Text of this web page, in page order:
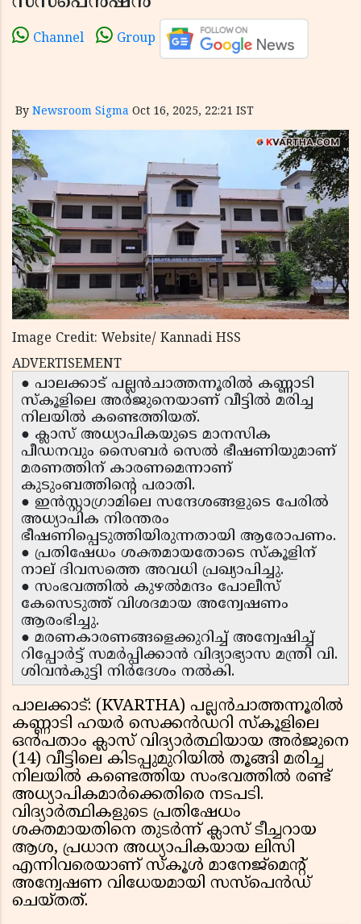
Channel Group
By Newsroom Sigma Oct 16, 2025, 22:21 IST
Image Credit: Website/ Kannadi HSS
ADVERTISEMENT
● പാലക്കാട് പല്ലൻചാത്തന്നൂരിൽ കണ്ണാടി
സ്കൂളിലെ അർജുനെയാണ് വീട്ടിൽ മരിച്ച
നിലയിൽ കണ്ടെത്തിയത്.
● ക്ലാസ് അധ്യാപികയുടെ മാനസിക
പീഡനവും സൈബർ സെൽ ഭീഷണിയുമാണ്
മരണത്തിന് കാരണമെന്നാണ്
കുടുംബത്തിൻ്റെ പരാതി.
● ഇൻസ്റ്റാഗ്രാമിലെ സന്ദേശങ്ങളുടെ പേരിൽ
അധ്യാപിക നിരന്തരം
ഭീഷണിപ്പെടുത്തിയിരുന്നതായി ആരോപണം.
● പ്രതിഷേധം ശക്തമായതോടെ സ്കൂളിന്
നാല് ദിവസത്തെ അവധി പ്രഖ്യാപിച്ചു.
● സംഭവത്തിൽ കുഴൽമന്ദം പോലീസ്
കേസെടുത്ത് വിശദമായ അന്വേഷണം
ആരംഭിച്ചു.
● മരണകാരണങ്ങളെക്കുറിച്ച് അന്വേഷിച്ച്
റിപ്പോർട്ട് സമർപ്പിക്കാൻ വിദ്യാഭ്യാസ മന്ത്രി വി.
ശിവൻകുട്ടി നിർദേശം നൽകി.
പാലക്കാട്: (KVARTHA) പല്ലൻചാത്തന്നൂരിൽ
കണ്ണാടി ഹയർ സെക്കൻഡറി സ്കൂളിലെ
ഒൻപതാം ക്ലാസ് വിദ്യാർത്ഥിയായ അർജുനെ
(14) വീട്ടിലെ കിടപ്പുമുറിയിൽ തൂങ്ങി മരിച്ച
നിലയിൽ കണ്ടെത്തിയ സംഭവത്തിൽ രണ്ട്
അധ്യാപികമാർക്കെതിരെ നടപടി.
വിദ്യാർത്ഥികളുടെ പ്രതിഷേധം
ശക്തമായതിനെ തുടർന്ന് ക്ലാസ് ടീച്ചറായ
ആശ, പ്രധാന അധ്യാപികയായ ലിസി
എന്നിവരെയാണ് സ്കൂൾ മാനേജ്മെൻ്റ്
അന്വേഷണ വിധേയമായി സസ്പെൻഡ്
ചെയ്തത്.